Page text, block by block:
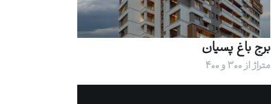
برج باغ پسیان
متراژ از 300 و 400